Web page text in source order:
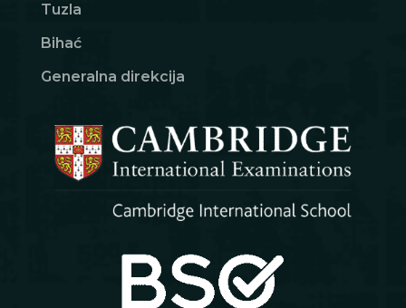
Tuzla
Bihać
Generalna direkcija